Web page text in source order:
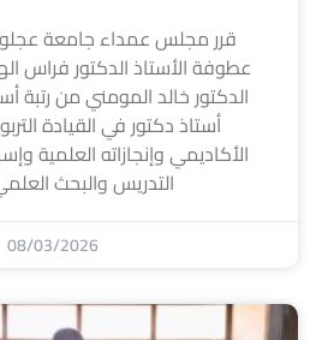
قرر مجلس عمداء جامعة
عطوفة الأستاذ الدكتور فراس
الدكتور خالد المومني من رتبة
أستاذ دكتور في القيادة
الأكاديمي وإنجازاته العلمية
التدريس والبحث
08/03/2026